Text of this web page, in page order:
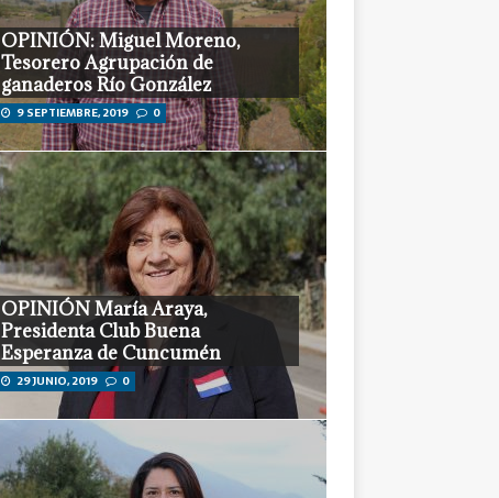
OPINIÓN: Miguel Moreno,
Tesorero Agrupación de
ganaderos Río González
9 SEPTIEMBRE, 2019 0
OPINIÓN María Araya,
Presidenta Club Buena
Esperanza de Cuncumén
29 JUNIO, 2019 0